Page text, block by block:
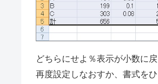
どちらにせよ％表示が小数に
再度設定しなおすか、書式を